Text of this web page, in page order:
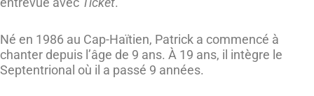
Né en 1986 au Cap-Haïtien, Patrick a commencé à
chanter depuis l’âge de 9 ans. À 19 ans, il intègre le
Septentrional où il a passé 9 années.